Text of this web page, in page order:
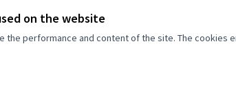
on the website
the performance and content of the site. The cookies